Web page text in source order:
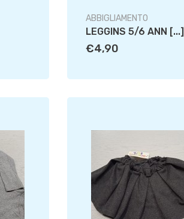
ABBIGLIAMENTO
LEGGINS 5/6 ANN [...]
€4,90